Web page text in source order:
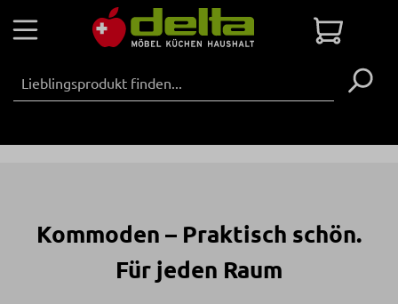
Zum Hauptinhalt springen
Kommoden – Praktisch schön.
Für jeden Raum